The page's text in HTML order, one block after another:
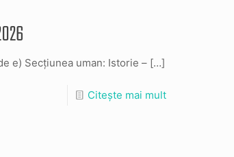
e) Secțiunea uman: Istorie – […]
Citește mai mult